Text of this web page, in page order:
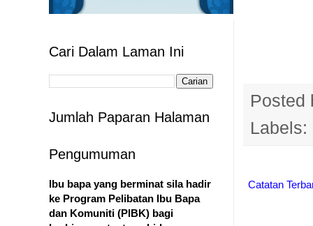
Labels:
Catatan
Cari Dalam Laman Ini
Jumlah Paparan Halaman
Pengumuman
Ibu bapa yang berminat sila hadir
ke Program Pelibatan Ibu Bapa
dan Komuniti (PIBK) bagi